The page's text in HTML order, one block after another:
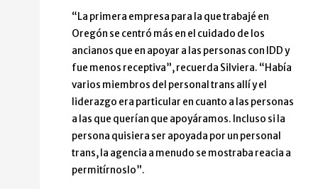
“La primera empresa para la que trabajé en
Oregón se centró más en el cuidado de los
ancianos que en apoyar a las personas con IDD y
fue menos receptiva”, recuerda Silviera. “Había
varios miembros del personal trans allí y el
liderazgo era particular en cuanto a las personas
a las que querían que apoyáramos. Incluso si la
persona quisiera ser apoyada por un personal
trans, la agencia a menudo se mostraba reacia a
permitírnoslo”.